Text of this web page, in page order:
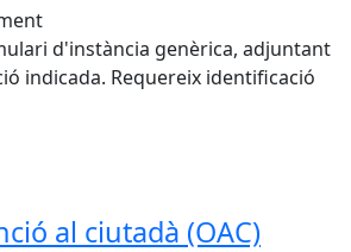
d'instància genèrica, adjuntant
indicada. Requereix identificació
al ciutadà (OAC)